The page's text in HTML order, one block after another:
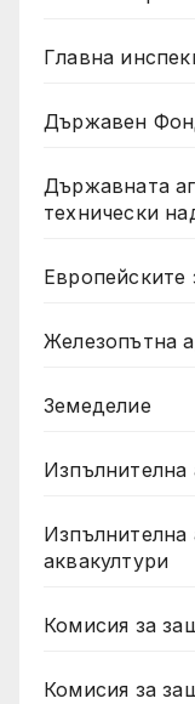
Главна
Държавен
Държавната
технически
Европейските
Железопътна
Земеделие
Изпълнителна
Изпълнителна
аквакултури
Комисия за
Комисия за